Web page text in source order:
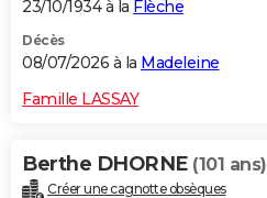
GUIDES D'ACHAT
BONS PLANS
CARTE DE VOEUX
Dictionnaire
Biographies
Citations
Expressions
Proverbes
PROGRAMME TV
23/10/1934 à la Flèche
Décès
08/07/2026 à la Madeleine
Famille LASSAY
Berthe DHORNE (101 ans)
Créer une cagnotte obsèques